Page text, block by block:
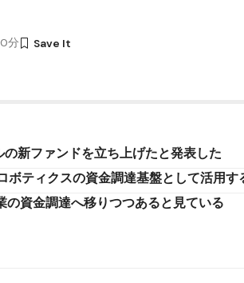
分
新ファンドを立ち上げたと発表した
ボティクスの資金調達基盤として活用す
資金調達へ移りつつあると見ている